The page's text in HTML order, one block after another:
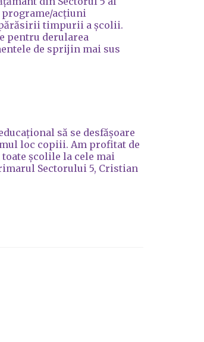
acțiuni
timpurii a școlii.
pentru derularea
de sprijin mai sus
să se desfășoare
loc copiii. Am profitat de
școlile la cele mai
Sectorului 5, Cristian